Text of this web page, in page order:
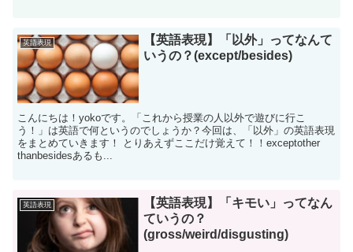
英語表現
【英語表現】「以外」ってなんて
いうの？(except/besides)
こんにちは！yokoです。「これから授業の人以外で遊びに行こ
う！」は英語で何というのでしょうか？今回は、「以外」の英語表現
をまとめていきます！ とりあえずここだけ覚えて！！exceptother
thanbesidesあるも...
英語表現
【英語表現】「キモい」ってなん
ていうの？
(gross/weird/disgusting)